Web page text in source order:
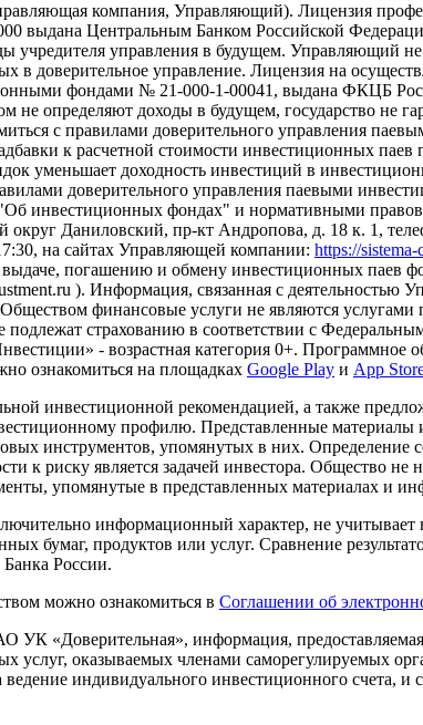
компания, Управляющий). Лицензия
выдана Центральным Банком Российской
управления в будущем. Управляющий
в доверительное управление. Лицензия на
фондами № 21-000-1-00041, выдана ФКЦБ
не определяют доходы в будущем, государство не
с правилами доверительного управления
к расчетной стоимости инвестиционных паев
уменьшает доходность инвестиций в
доверительного управления паевыми
инвестиционных фондах" и нормативными
Даниловский, пр-кт Андропова, д. 18 к. 1,
на сайтах Управляющей компании: https://
погашению и обмену инвестиционных паев
). Информация, связанная с деятельностью
финансовые услуги не являются
подлежат страхованию в соответствии с
- возрастная категория 0+. Программное
ознакомиться на площадках Google Play и App
инвестиционной рекомендацией, а также
профилю. Представленные
инструментов, упомянутых в них. Определение
к риску является задачей инвестора. Общество не
упомянутые в представленных материалах и
информационный характер, не
бумаг, продуктов или услуг. Сравнение
России.
можно ознакомиться в Соглашении об
«Доверительная», информация,
услуг, оказываемых членами саморегулируемых
индивидуального инвестиционного счета, и